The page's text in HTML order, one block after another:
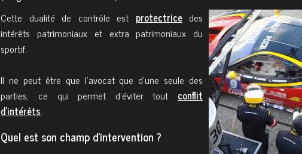
Cette dualité de contrôle est protectricedes
intérêts patrimoniaux et extra patrimoniaux du
sportif.
Il ne peut être que l’avocat que d’une seule des
parties, ce qui permet d’éviter tout conflit
d’intérêts.
Quel est son champ d'intervention ?